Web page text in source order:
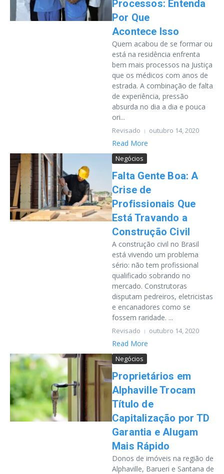
Processos: Entenda
Por Que
Acontece Isso
Quem acabou de se formar ou
está na residência enfrenta
bem mais processos na Justiça
que os médicos com anos de
estrada. A combinação de falta
de experiência, pressão
absurda no dia a dia e pouca
ori...
Revisado outubro 14, 2020
Read More
Negócios
Falta Gente Boa: A
Crise de
Profissionais Que
Está Travando a
Construção Civil
A construção civil no Brasil
está vivendo um problema
sério: não tem profissional
qualificado sobrando no
mercado. Construtoras
disputam pedreiros, eletricistas
e encanadores como se
fossem raridade. ...
Revisado outubro 14, 2020
Read More
Negócios
Proprietários em
Alphaville Trocam
Título de
Capitalização por TD
Garantia e Alugam
Mais Rápido
Donos de imóveis na região de
Alphaville, Barueri e Santana de